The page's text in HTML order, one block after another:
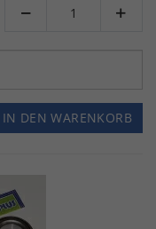
 
IN DEN WARENKORB